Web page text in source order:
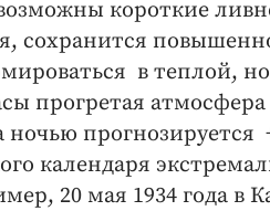
короткие
сохранится
в теплой,
прогретая
ночью прогнозируется
календаря
20 мая 1934 года в